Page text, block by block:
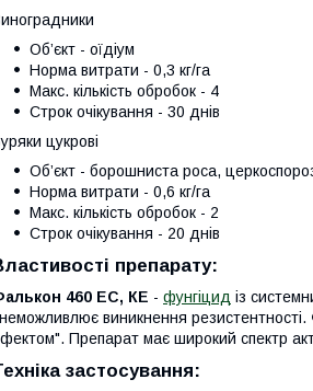
Об’єкт - оїдіум
Норма витрати - 0,3 кг/га
Макс. кількість обробок - 4
Строк очікування - 30 днів
цукрові
Об’єкт - борошниста роса,
Норма витрати - 0,6 кг/га
Макс. кількість обробок - 2
Строк очікування - 20 днів
препарату:
460 EC, КЕ - фунгіцид із
виникнення резистентності.
Препарат має широкий спектр
застосування: